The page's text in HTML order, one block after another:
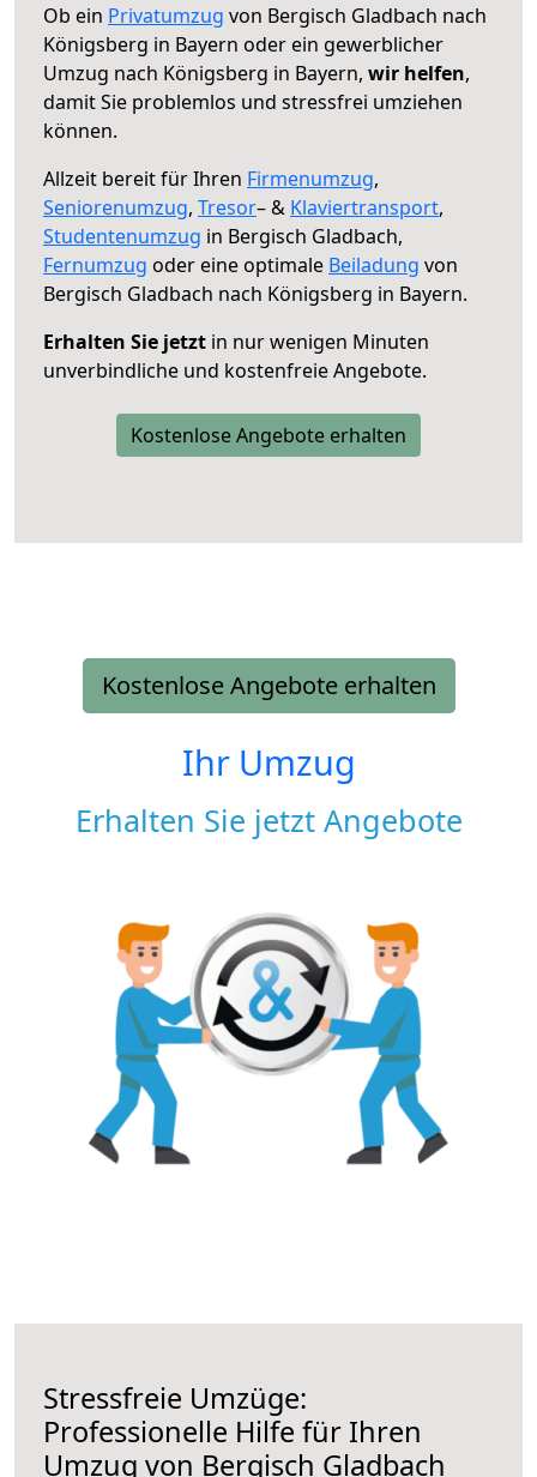
Ob ein Privatumzug von Bergisch Gladbach nach
Königsberg in Bayern oder ein gewerblicher
Umzug nach Königsberg in Bayern, wir helfen,
damit Sie problemlos und stressfrei umziehen
können.
Allzeit bereit für Ihren Firmenumzug,
Seniorenumzug, Tresor– & Klaviertransport,
Studentenumzug in Bergisch Gladbach,
Fernumzug oder eine optimale Beiladung von
Bergisch Gladbach nach Königsberg in Bayern.
Erhalten Sie jetzt in nur wenigen Minuten
unverbindliche und kostenfreie Angebote.
Kostenlose Angebote erhalten
Kostenlose Angebote erhalten
Ihr Umzug
Erhalten Sie jetzt Angebote
Stressfreie Umzüge:
Professionelle Hilfe für Ihren
Umzug von Bergisch Gladbach